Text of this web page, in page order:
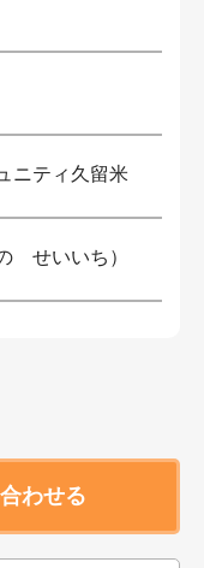
ニティ久留米
せいいち）
わせる